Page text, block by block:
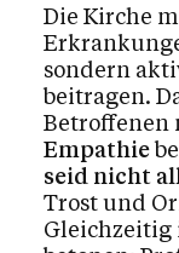
Die Kirche
sondern
beitragen.
Betroffenen
Empathie
seid nicht
Trost und
Gleichzeitig